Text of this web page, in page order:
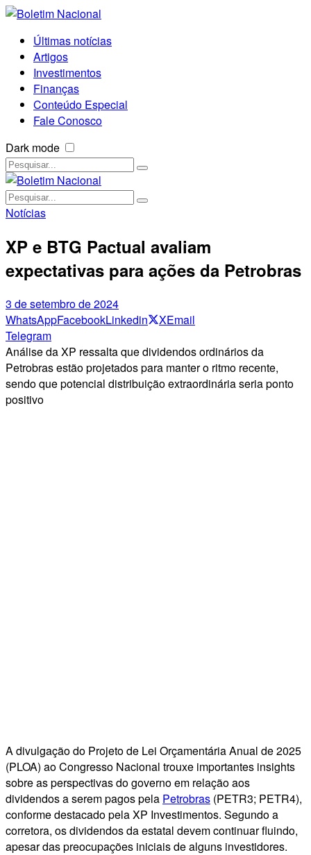
Últimas notícias
Artigos
Investimentos
Finanças
Conteúdo Especial
Fale Conosco
Dark mode
Notícias
XP e BTG Pactual avaliam
expectativas para ações da Petrobras
3 de setembro de 2024
WhatsAppFacebookLinkedin XEmail
Telegram
Análise da XP ressalta que dividendos ordinários da
Petrobras estão projetados para manter o ritmo recente,
sendo que potencial distribuição extraordinária seria ponto
positivo
A divulgação do Projeto de Lei Orçamentária Anual de 2025
(PLOA) ao Congresso Nacional trouxe importantes insights
sobre as perspectivas do governo em relação aos
dividendos a serem pagos pela Petrobras (PETR3; PETR4),
conforme destacado pela XP Investimentos. Segundo a
corretora, os dividendos da estatal devem continuar fluindo,
apesar das preocupações iniciais de alguns investidores.